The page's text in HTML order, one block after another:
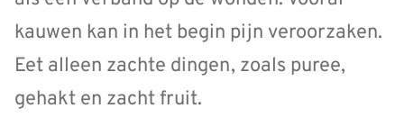
kauwen kan in het begin pijn veroorzaken.
Eet alleen zachte dingen, zoals puree,
gehakt en zacht fruit.